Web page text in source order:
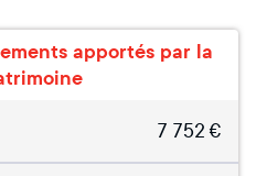
apportés par la
7 752 €